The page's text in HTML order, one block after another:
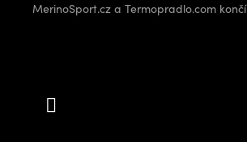
MerinoSport.cz a Termopradlo.com končí